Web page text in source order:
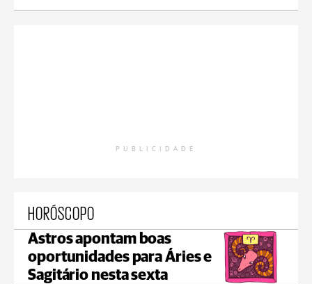
PUBLICIDADE
HORÓSCOPO
Astros apontam boas
oportunidades para Áries e
Sagitário nesta sexta